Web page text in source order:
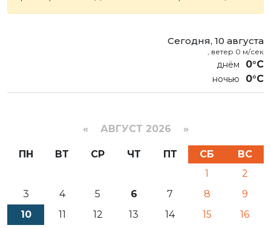
Сегодня, 10 августа
, ветер 0 м/сек
0°C
0°C
« АВГУСТ 2026 »
ПН ВТ СР ЧТ ПТ СБ
ВС
1
2
3
4 5 6 7 8
9
10
11 12 13 14 15
16